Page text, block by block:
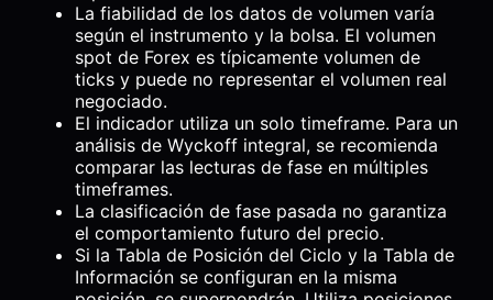
La fiabilidad de los datos de volumen varía
según el instrumento y la bolsa. El volumen
spot de Forex es típicamente volumen de
ticks y puede no representar el volumen real
negociado.
El indicador utiliza un solo timeframe. Para un
análisis de Wyckoff integral, se recomienda
comparar las lecturas de fase en múltiples
timeframes.
La clasificación de fase pasada no garantiza
el comportamiento futuro del precio.
Si la Tabla de Posición del Ciclo y la Tabla de
Información se configuran en la misma